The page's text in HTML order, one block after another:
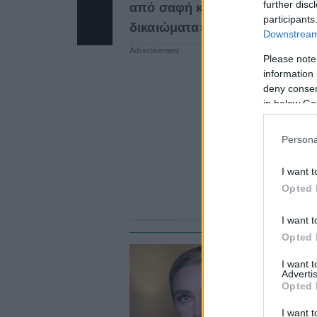
further
Please
information
deny
in below
I want
Opted
I want
Opted
I want
Opted
I want
από σαφή κριτήρια που
δικαιώματα».
Η